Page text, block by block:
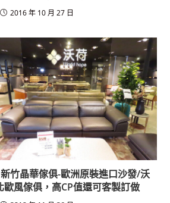
2016 年 10 月 27 日
新竹晶華傢俱-歐洲原裝進口沙發/沃
風傢俱，高CP值還可客製訂做